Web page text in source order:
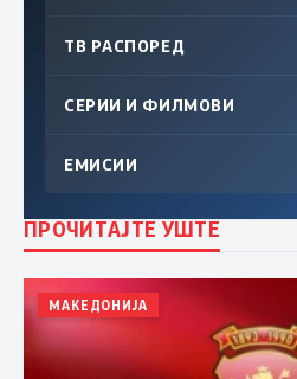
ТВ РАСПОРЕД
СЕРИИ И ФИЛМОВИ
ЕМИСИИ
ПРОЧИТАЈТЕ УШТЕ
МАКЕДОНИЈА